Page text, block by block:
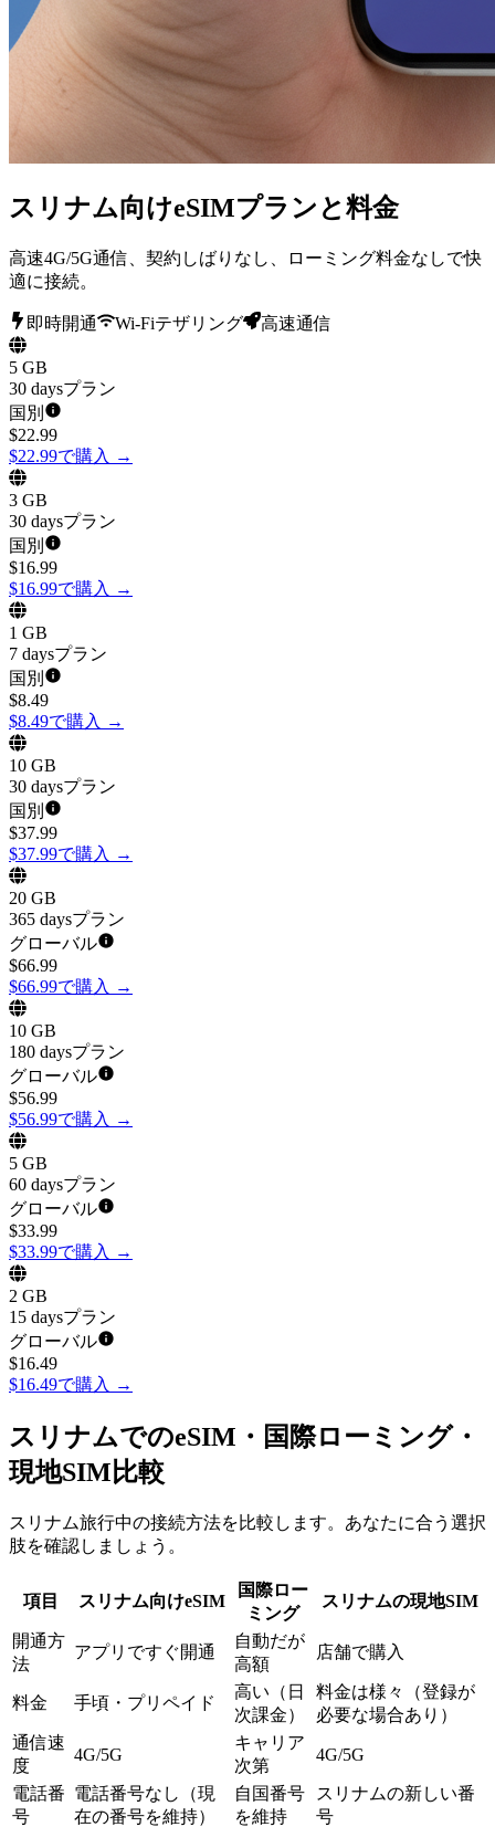
スリナム向けeSIMプランと料金
高速4G/5G通信、契約しばりなし、ローミング料金なしで快
適に接続。
即時開通 Wi-Fiテザリング 高速通信
5 GB
30 daysプラン
国別
$22.99
$22.99で購入 →
3 GB
30 daysプラン
国別
$16.99
$16.99で購入 →
1 GB
7 daysプラン
国別
$8.49
$8.49で購入 →
10 GB
30 daysプラン
国別
$37.99
$37.99で購入 →
20 GB
365 daysプラン
グローバル
$66.99
$66.99で購入 →
10 GB
180 daysプラン
グローバル
$56.99
$56.99で購入 →
5 GB
60 daysプラン
グローバル
$33.99
$33.99で購入 →
2 GB
15 daysプラン
グローバル
$16.49
$16.49で購入 →
スリナムでのeSIM・国際ローミング・
現地SIM比較
スリナム旅行中の接続方法を比較します。あなたに合う選択
肢を確認しましょう。
項目 スリナム向けeSIM
国際ロー
ミング
スリナムの現地SIM
開通方
法
アプリですぐ開通
自動だが
高額
店舗で購入
料金 手頃・プリペイド
高い（日
次課金）
料金は様々（登録が
必要な場合あり）
通信速
度
4G/5G
キャリア
次第
4G/5G
電話番
号
電話番号なし（現
在の番号を維持）
自国番号
を維持
スリナムの新しい番
号